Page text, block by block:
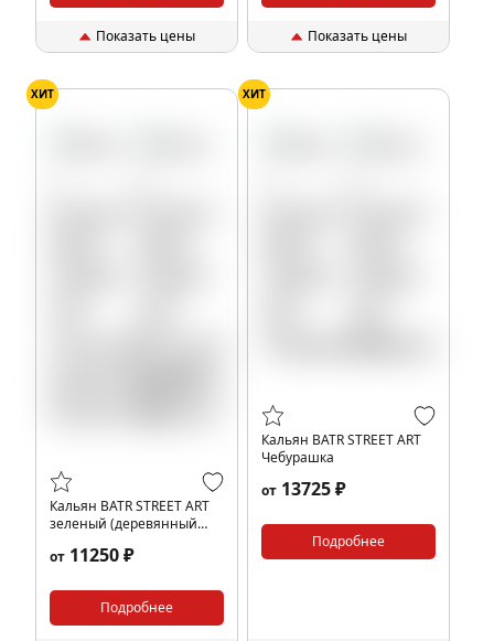
Показать цены Показать цены
ХИТ
Кальян BATR STREET ART
зеленый (деревянный
от 11250 ₽
Подробнее
ХИТ
Кальян BATR STREET ART
Чебурашка
от 13725 ₽
Подробнее